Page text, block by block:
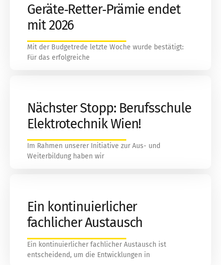
Geräte‑Retter‑Prämie endet
mit 2026
Mit der Budgetrede letzte Woche wurde bestätigt:
Für das erfolgreiche
Nächster Stopp: Berufsschule
Elektrotechnik Wien!
Im Rahmen unserer Initiative zur Aus- und
Weiterbildung haben wir
Ein kontinuierlicher
fachlicher Austausch
Ein kontinuierlicher fachlicher Austausch ist
entscheidend, um die Entwicklungen in